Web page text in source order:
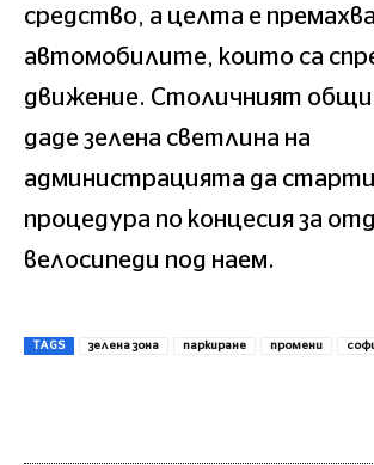
средство, а целта е
автомобилите, които са
движение. Столичният
даде зелена светлина на
администрацията да
процедура по концесия за
велосипеди под наем.
TAGS зелена зона паркиране промени